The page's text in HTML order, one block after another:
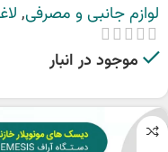
لوازم جانبی و مصرفی,
موجود در انبار